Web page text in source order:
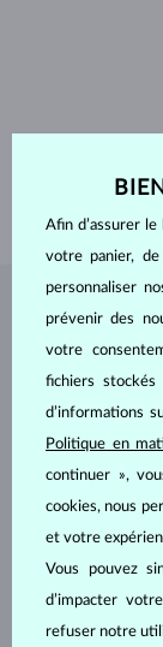
Afin d’assurer
votre panier,
personnaliser
prévenir des
votre
fichiers
d’informations
Politique en
continuer »,
cookies, nous
et votre
Vous pouvez
d’impacter
refuser notre